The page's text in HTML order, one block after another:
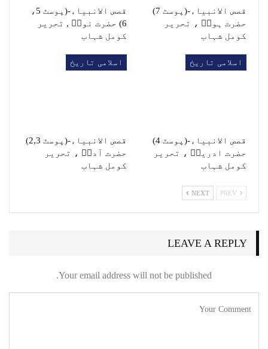
قصص الانبیاء-(پوسٹ 7)
حضرت ہودؑ ، تحریر
کومل شہاب
قصص الانبیاء-(پوسٹ 5،
6) حضرت نوحؑ , تحریر
کومل شہاب
اسلامی تاریخ
قصص الانبیاء-(پوسٹ 4)
حضرت ادریسؑ ، تحریر
کومل شہاب
اسلامی تاریخ
قصص الانبیاء-(پوسٹ 2,3)
حضرت آدمؑ ، تحریر
کومل شہاب
NEXT
LEAVE A REPLY
Your email address will not be published.